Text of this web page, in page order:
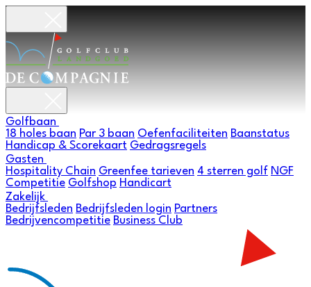
Golfbaan
18 holes baan Par 3 baan Oefenfaciliteiten Baanstatus
Handicap & Scorekaart Gedragsregels
Gasten
Hospitality Chain Greenfee tarieven 4 sterren golf NGF
Competitie Golfshop Handicart
Zakelijk
Bedrijfsleden Bedrijfsleden login Partners
Bedrijvencompetitie Business Club